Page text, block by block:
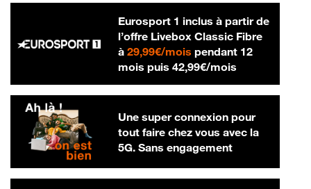
Eurosport 1 inclus à partir de
l’offre Livebox Classic Fibre
à 29,99€/mois29,99 € par mois
pendant 12
mois puis 42,99€/mois42,99 € par
Une super connexion pour
tout faire chez vous avec la
5G. Sans engagement